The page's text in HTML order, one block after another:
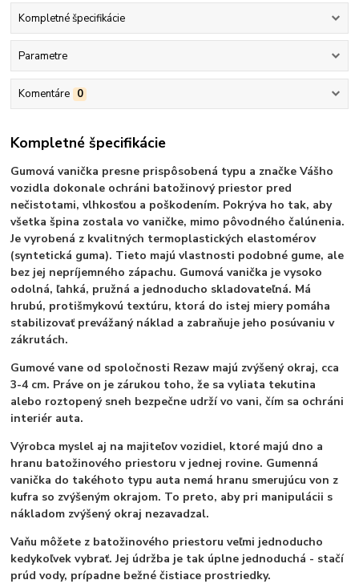
Kompletné špecifikácie
Parametre
Komentáre 0
Kompletné špecifikácie
Gumová vanička presne prispôsobená typu a značke Vášho
vozidla dokonale ochráni batožinový priestor pred
nečistotami, vlhkosťou a poškodením. Pokrýva ho tak, aby
všetka špina zostala vo vaničke, mimo pôvodného čalúnenia.
Je vyrobená z kvalitných termoplastických elastomérov
(syntetická guma). Tieto majú vlastnosti podobné gume, ale
bez jej nepríjemného zápachu. Gumová vanička je vysoko
odolná, ľahká, pružná a jednoducho skladovateľná. Má
hrubú, protišmykovú textúru, ktorá do istej miery pomáha
stabilizovať prevážaný náklad a zabraňuje jeho posúvaniu v
zákrutách.
Gumové vane od spoločnosti Rezaw majú zvýšený okraj, cca
3-4 cm. Práve on je zárukou toho, že sa vyliata tekutina
alebo roztopený sneh bezpečne udrží vo vani, čím sa ochráni
interiér auta.
Výrobca myslel aj na majiteľov vozidiel, ktoré majú dno a
hranu batožinového priestoru v jednej rovine. Gumenná
vanička do takéhoto typu auta nemá hranu smerujúcu von z
kufra so zvýšeným okrajom. To preto, aby pri manipulácii s
nákladom zvýšený okraj nezavadzal.
Vaňu môžete z batožinového priestoru veľmi jednoducho
kedykoľvek vybrať. Jej údržba je tak úplne jednoduchá - stačí
prúd vody, prípadne bežné čistiace prostriedky.